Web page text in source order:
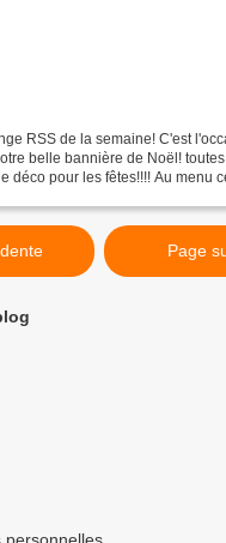
RSS de la semaine! C'est
belle bannière de Noël!
déco pour les fêtes!!!! Au menu
Page